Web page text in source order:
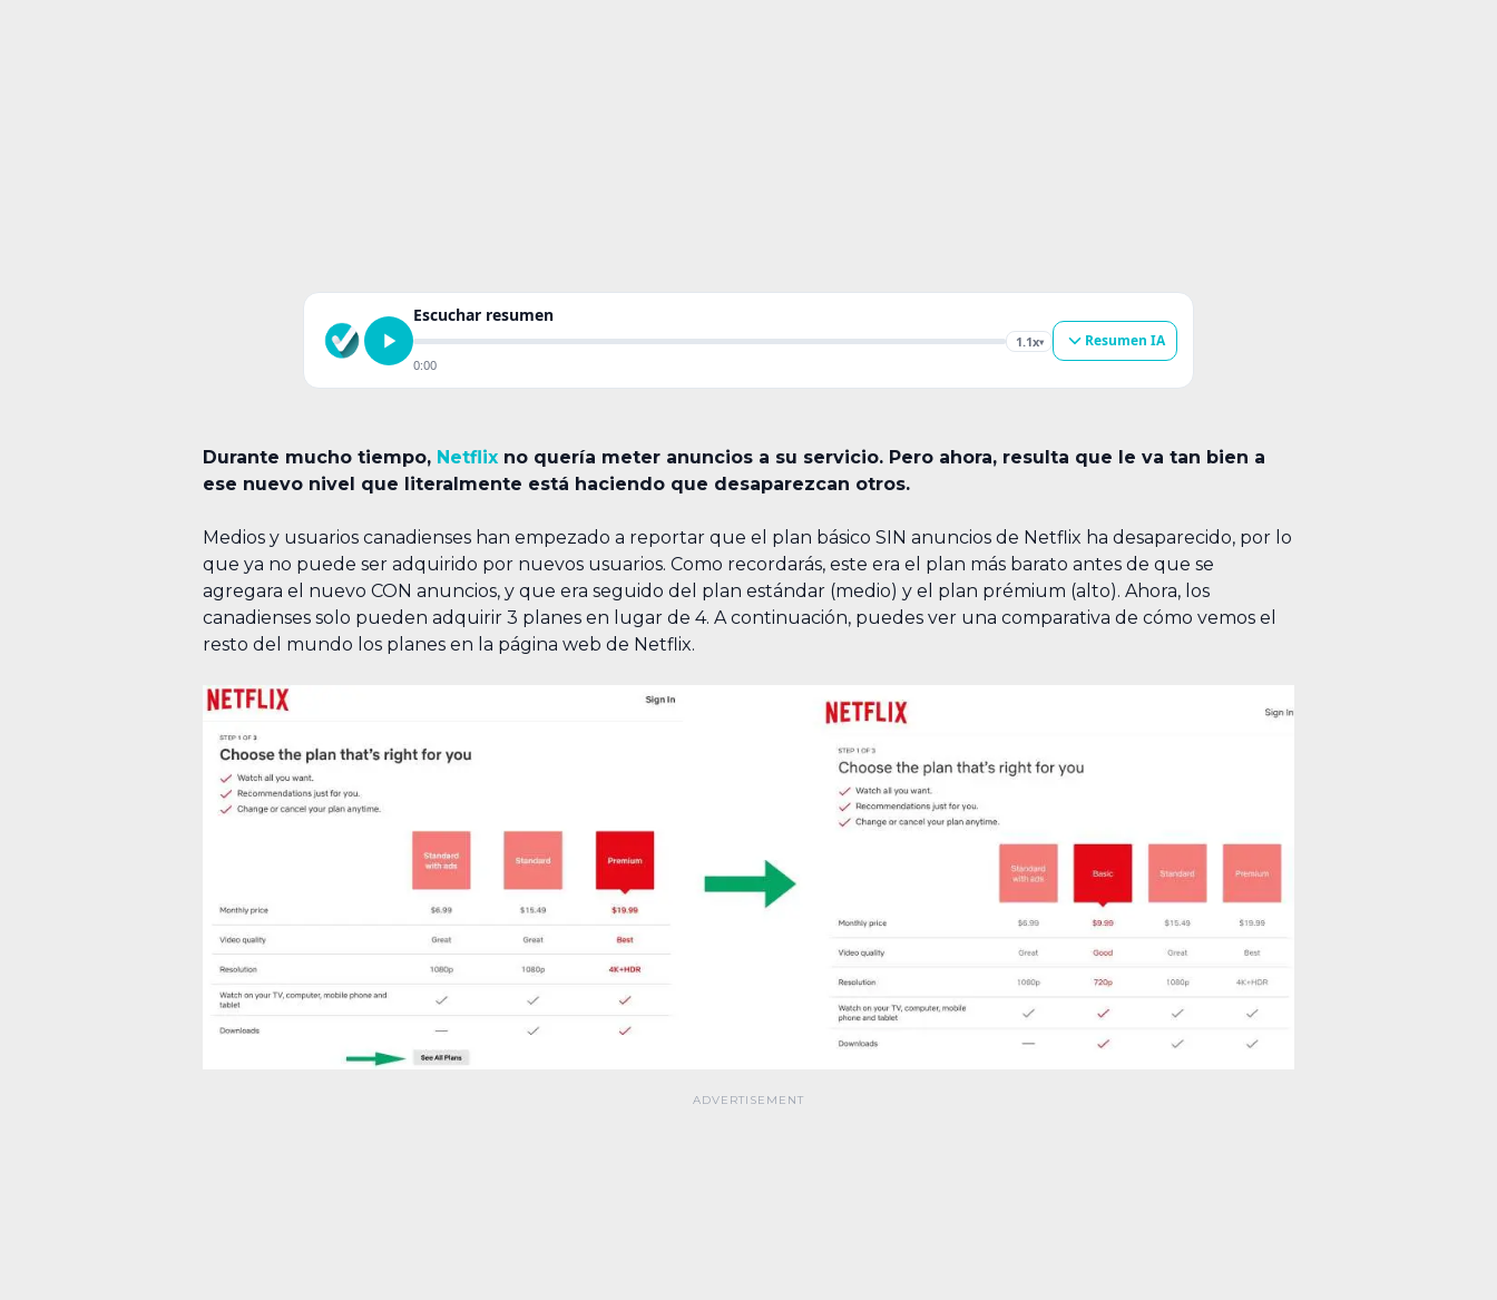
Escuchar resumen
1.1x▾
0:00
Resumen IA
Durante mucho tiempo, Netflix no quería meter anuncios a su servicio. Pero ahora, resulta que le va tan bien a
ese nuevo nivel que literalmente está haciendo que desaparezcan otros.
Medios y usuarios canadienses han empezado a reportar que el plan básico SIN anuncios de Netflix ha desaparecido, por lo
que ya no puede ser adquirido por nuevos usuarios. Como recordarás, este era el plan más barato antes de que se
agregara el nuevo CON anuncios, y que era seguido del plan estándar (medio) y el plan prémium (alto). Ahora, los
canadienses solo pueden adquirir 3 planes en lugar de 4. A continuación, puedes ver una comparativa de cómo vemos el
resto del mundo los planes en la página web de Netflix.